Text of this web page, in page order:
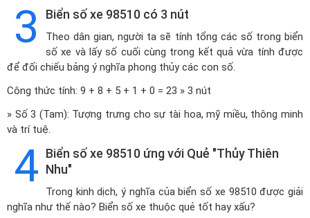
3 Biển số xe 98510 có 3 nút
Theo dân gian, người ta sẽ tính tổng các số trong biển
số xe và lấy số cuối cùng trong kết quả vừa tính được
để đối chiếu bảng ý nghĩa phong thủy các con số.
Công thức tính: 9 + 8 + 5 + 1 + 0 = 23 » 3 nút
» Số 3 (Tam): Tượng trưng cho sự tài hoa, mỹ miều, thông minh
và trí tuệ.
4 Biển số xe 98510 ứng với Quẻ "Thủy Thiên
Nhu"
Trong kinh dịch, ý nghĩa của biển số xe 98510 được giải
nghĩa như thế nào? Biển số xe thuộc quẻ tốt hay xấu?